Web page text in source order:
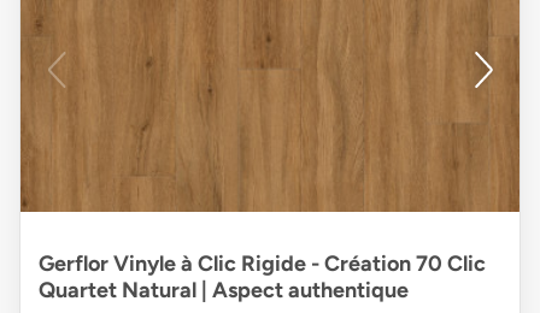
Gerflor Vinyle à Clic Rigide - Création 70 Clic
Quartet Natural | Aspect authentique